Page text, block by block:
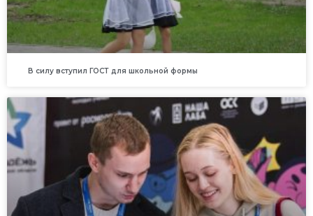
В силу вступил ГОСТ для школьной формы